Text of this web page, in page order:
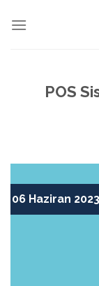
POS
06 Haziran 2023